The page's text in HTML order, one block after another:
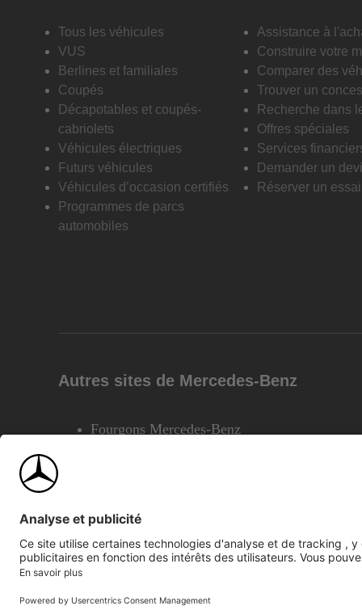
Tous les véhicules
VUS
Berlines et familiales
Coupés
Décapotables et coupés-
cabriolets
Véhicules électriques
Futurs véhicules
Véhicules d’occasion certifiés
Programmes de parcs
automobiles
Assistance à
Construire votre
Comparer des
Trouver un
Recherche dans
Offres spéciales
Services
Demander un
Réserver un
Autres sites de Mercedes-Benz
Fourgons Mercedes-Benz
©2026 Mercedes-Benz Canada Inc.